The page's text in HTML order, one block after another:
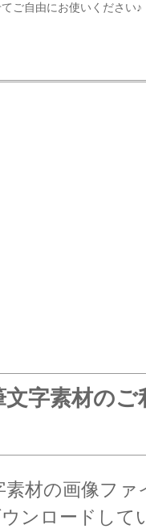
ご自由にお使いください♪
文字素材の
素材の画像ファ
ンロードして